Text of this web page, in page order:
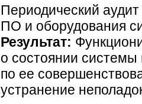
Периодический
ПО и оборудования
Результат:
о состоянии
по ее
устранение